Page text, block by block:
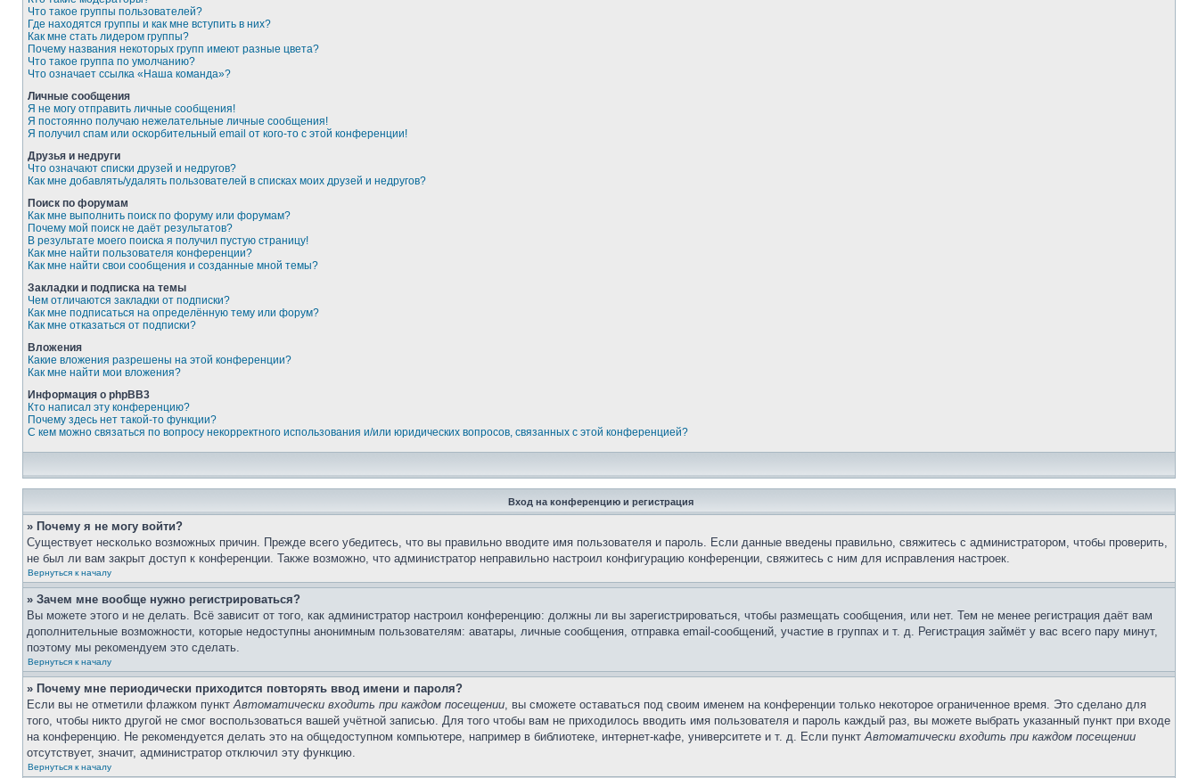
Что такое группы пользователей?
Где находятся группы и как мне вступить в них?
Как мне стать лидером группы?
Почему названия некоторых групп имеют разные цвета?
Что такое группа по умолчанию?
Что означает ссылка «Наша команда»?
Личные сообщения
Я не могу отправить личные сообщения!
Я постоянно получаю нежелательные личные сообщения!
Я получил спам или оскорбительный email от кого-то с этой конференции!
Друзья и недруги
Что означают списки друзей и недругов?
Как мне добавлять/удалять пользователей в списках моих друзей и недругов?
Поиск по форумам
Как мне выполнить поиск по форуму или форумам?
Почему мой поиск не даёт результатов?
В результате моего поиска я получил пустую страницу!
Как мне найти пользователя конференции?
Как мне найти свои сообщения и созданные мной темы?
Закладки и подписка на темы
Чем отличаются закладки от подписки?
Как мне подписаться на определённую тему или форум?
Как мне отказаться от подписки?
Вложения
Какие вложения разрешены на этой конференции?
Как мне найти мои вложения?
Информация о phpBB3
Кто написал эту конференцию?
Почему здесь нет такой-то функции?
С кем можно связаться по вопросу некорректного использования и/или юридических вопросов, связанных с этой конференцией?
Вход на конференцию и регистрация
» Почему я не могу войти?
Существует несколько возможных причин. Прежде всего убедитесь, что вы правильно вводите имя пользователя и пароль. Если данные введены правильно, свяжитесь с администратором, чтобы проверить,
не был ли вам закрыт доступ к конференции. Также возможно, что администратор неправильно настроил конфигурацию конференции, свяжитесь с ним для исправления настроек.
Вернуться к началу
» Зачем мне вообще нужно регистрироваться?
Вы можете этого и не делать. Всё зависит от того, как администратор настроил конференцию: должны ли вы зарегистрироваться, чтобы размещать сообщения, или нет. Тем не менее регистрация даёт вам
дополнительные возможности, которые недоступны анонимным пользователям: аватары, личные сообщения, отправка email-сообщений, участие в группах и т. д. Регистрация займёт у вас всего пару минут,
поэтому мы рекомендуем это сделать.
Вернуться к началу
» Почему мне периодически приходится повторять ввод имени и пароля?
Если вы не отметили флажком пунктАвтоматически входить при каждом посещении, вы сможете оставаться под своим именем на конференции только некоторое ограниченное время. Это сделано для
того, чтобы никто другой не смог воспользоваться вашей учётной записью. Для того чтобы вам не приходилось вводить имя пользователя и пароль каждый раз, вы можете выбрать указанный пункт при входе
на конференцию. Не рекомендуется делать это на общедоступном компьютере, например в библиотеке, интернет-кафе, университете и т. д. Если пунктАвтоматически входить при каждом посещении
отсутствует, значит, администратор отключил эту функцию.
Вернуться к началу